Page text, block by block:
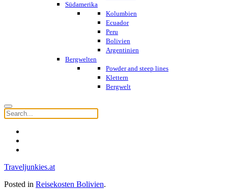
Südamerika
Kolumbien
Ecuador
Peru
Bolivien
Argentinien
Bergwelten
Powder and steep lines
Klettern
Bergwelt
Traveljunkies.at
Posted in Reisekosten Bolivien.